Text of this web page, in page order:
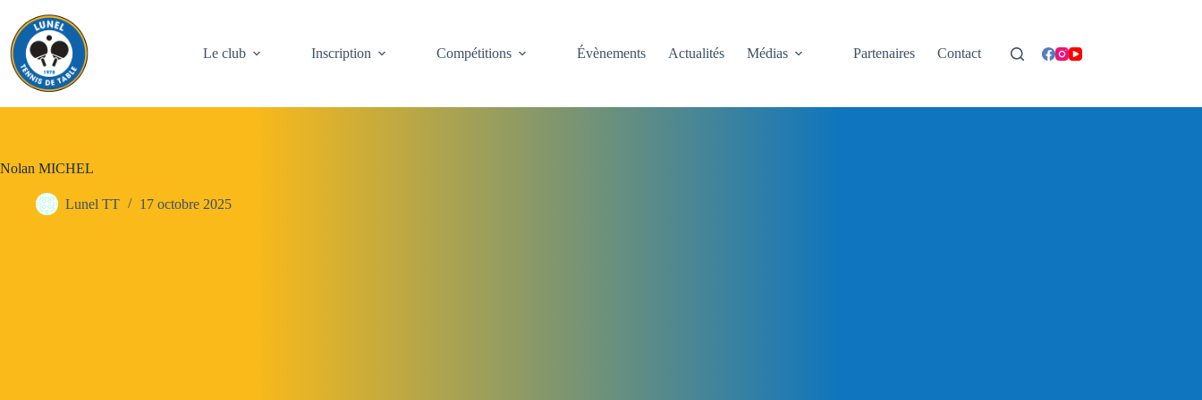
contenu
Le club
Inscription Compétitions Évènements Actualités Médias Partenaires Contact
Nolan MICHEL
Lunel TT 17 octobre 2025